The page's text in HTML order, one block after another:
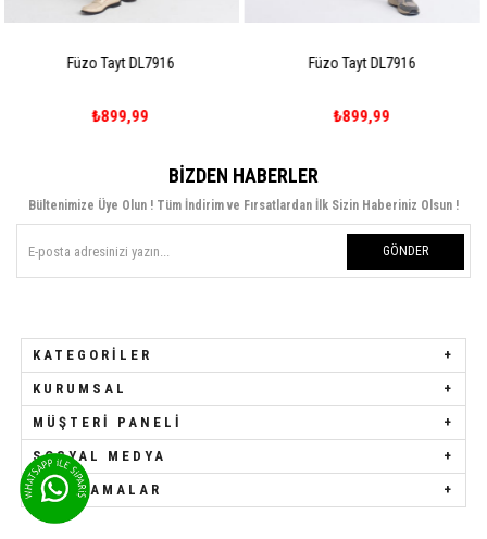
BIZDEN HABERLER
Bültenimize Üye Olun ! Tüm İndirim ve Fırsatlardan İlk Sizin Haberiniz Olsun !
GÖNDER
KATEGORILER
KURUMSAL
MÜŞTERI PANELI
SOSYAL MEDYA
UYGULAMALAR